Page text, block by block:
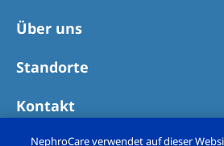
Asia Pacific
Über uns
Standorte
Kontakt
NephroCare verwendet auf dieser